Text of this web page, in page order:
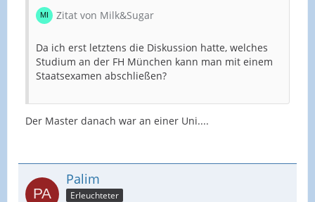
Zitat von Milk&Sugar
Da ich erst letztens die Diskussion hatte, welches
Studium an der FH München kann man mit einem
Staatsexamen abschließen?
Der Master danach war an einer Uni....
Palim
Erleuchteter